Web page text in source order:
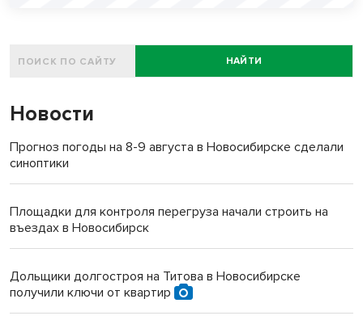
НАЙТИ
Новости
Прогноз погоды на 8-9 августа в Новосибирске сделали
синоптики
Площадки для контроля перегруза начали строить на
въездах в Новосибирск
Дольщики долгостроя на Титова в Новосибирске
получили ключи от квартир